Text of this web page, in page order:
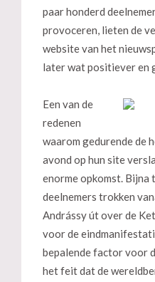
paar honderd
provoceren, lieten de
website van het
later wat positiever en
Een van de
redenen
waarom gedurende de
avond op hun site
enorme opkomst. Bijna
deelnemers trokken
Andrássy út over de
voor de
bepalende factor voor
het feit dat de